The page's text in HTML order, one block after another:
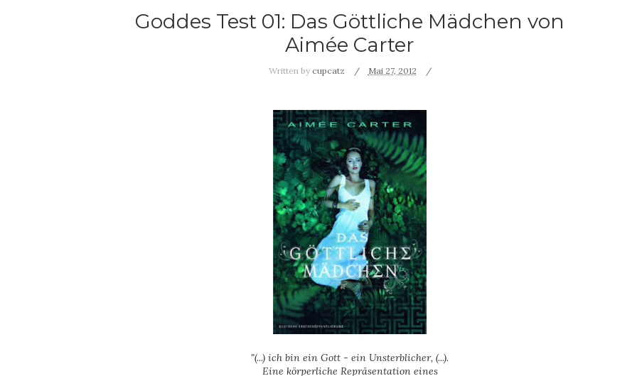
Goddes Test 01: Das Göttliche Mädchen von
Aimée Carter
Written by cupcatz Mai 27, 2012
"(...) ich bin ein Gott - ein Unsterblicher, (...).
Eine körperliche Repräsentation eines